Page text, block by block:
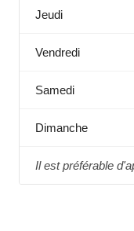
Jeudi
Vendredi
Samedi
Dimanche
Il est préférable